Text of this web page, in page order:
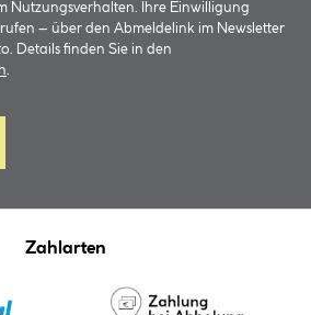
Nutzungsverhalten. Ihre Einwilligung
– über den Abmeldelink im Newsletter
Details finden Sie in den
.
Zahlarten